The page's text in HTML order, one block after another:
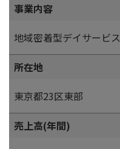
事業内容
地域密着型デイサービス
所在地
東京都23区東部
売上高(年間)